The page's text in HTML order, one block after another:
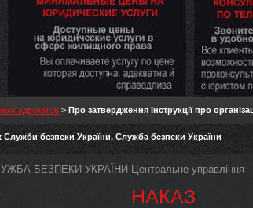
адвокатов > Про затвердження Інструкції про
безпеки України, Служба безпеки України
БЕЗПЕКИ УКРАЇНИ Центральне управління
НАКАЗ